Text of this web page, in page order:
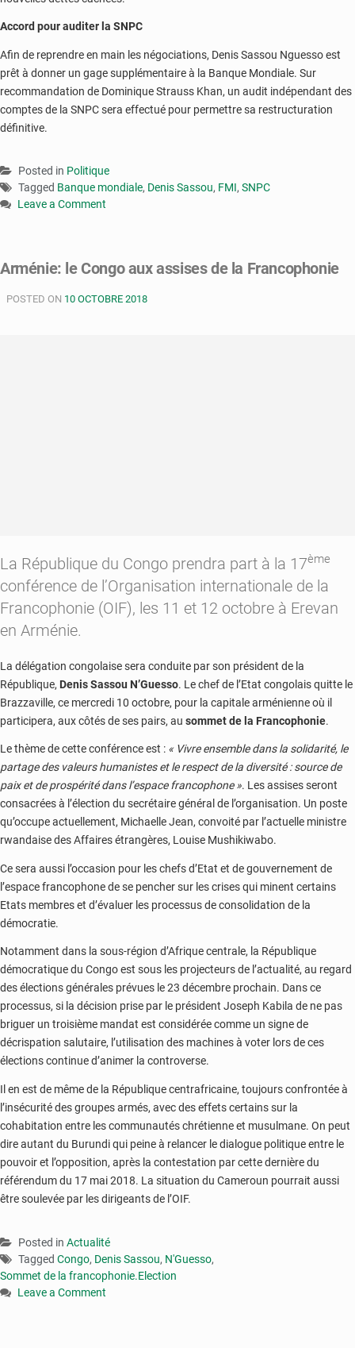
Accord pour auditer la SNPC
Afin de reprendre en main les négociations, Denis Sassou Nguesso est
prêt à donner un gage supplémentaire à la Banque Mondiale. Sur
recommandation de Dominique Strauss Khan, un audit indépendant des
comptes de la SNPC sera effectué pour permettre sa restructuration
définitive.
Posted in Politique
Tagged Banque mondiale, Denis Sassou, FMI, SNPC
Leave a Comment
Denis
Nguesso
Arménie: le Congo aux assises de la Francophonie
POSTED ON 10 OCTOBRE 2018
La République du Congo prendra part à la 17ème
conférence de l’Organisation internationale de la
Francophonie (OIF), les 11 et 12 octobre à Erevan
en Arménie.
La délégation congolaise sera conduite par son président de la
République, Denis Sassou N’Guesso. Le chef de l’Etat congolais quitte le
Brazzaville, ce mercredi 10 octobre, pour la capitale arménienne où il
participera, aux côtés de ses pairs, au sommet de la Francophonie.
Le thème de cette conférence est : « Vivre ensemble dans la solidarité, le
partage des valeurs humanistes et le respect de la diversité : source de
paix et de prospérité dans l’espace francophone ». Les assises seront
consacrées à l’élection du secrétaire général de l’organisation. Un poste
qu’occupe actuellement, Michaelle Jean, convoité par l’actuelle ministre
rwandaise des Affaires étrangères, Louise Mushikiwabo.
Ce sera aussi l’occasion pour les chefs d’Etat et de gouvernement de
l’espace francophone de se pencher sur les crises qui minent certains
Etats membres et d’évaluer les processus de consolidation de la
démocratie.
Notamment dans la sous-région d’Afrique centrale, la République
démocratique du Congo est sous les projecteurs de l’actualité, au regard
des élections générales prévues le 23 décembre prochain. Dans ce
processus, si la décision prise par le président Joseph Kabila de ne pas
briguer un troisième mandat est considérée comme un signe de
décrispation salutaire, l’utilisation des machines à voter lors de ces
élections continue d’animer la controverse.
Il en est de même de la République centrafricaine, toujours confrontée à
l’insécurité des groupes armés, avec des effets certains sur la
cohabitation entre les communautés chrétienne et musulmane. On peut
dire autant du Burundi qui peine à relancer le dialogue politique entre le
pouvoir et l’opposition, après la contestation par cette dernière du
référendum du 17 mai 2018. La situation du Cameroun pourrait aussi
être soulevée par les dirigeants de l’OIF.
Posted in Actualité
Tagged Congo, Denis Sassou, N'Guesso,
Sommet de la francophonie.Election
Leave a Comment